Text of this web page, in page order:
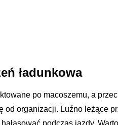
ładunkowa
po macoszemu, a
od organizacji. Luźno leżące
podczas jazdy.